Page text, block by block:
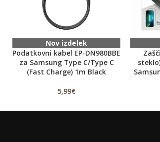
Nov izdelek
Podatkovni kabel EP-DN980BBE
za Samsung Type C/Type C
(Fast Charge) 1m Black
5,99€